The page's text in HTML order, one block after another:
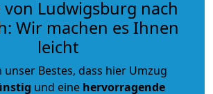
von Ludwigsburg nach
Wir machen es Ihnen
leicht
unser Bestes, dass hier Umzug
und eine hervorragende